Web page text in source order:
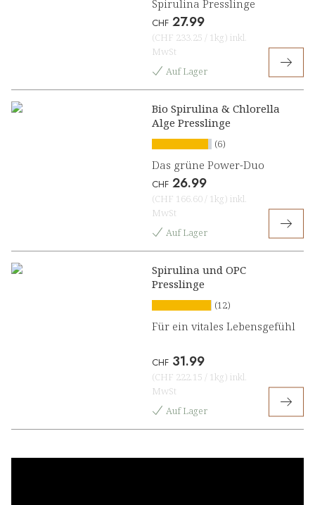
Spirulina Presslinge
CHF 27.99
(CHF 233.25 / 1kg) inkl.
MwSt
Auf Lager
Bio Spirulina & Chlorella
Alge Presslinge
(6)
Das grüne Power-Duo
CHF 26.99
(CHF 166.60 / 1kg) inkl.
MwSt
Auf Lager
Spirulina und OPC
Presslinge
(12)
Für ein vitales Lebensgefühl
CHF 31.99
(CHF 222.15 / 1kg) inkl.
MwSt
Auf Lager